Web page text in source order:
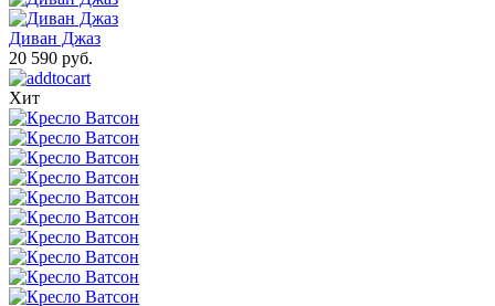
Диван Джаз
20 590 руб.
Хит